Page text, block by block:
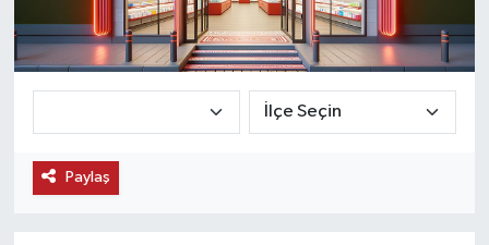
Paylaş
KEMERBURGAZ
KÜLTÜR - SANAT